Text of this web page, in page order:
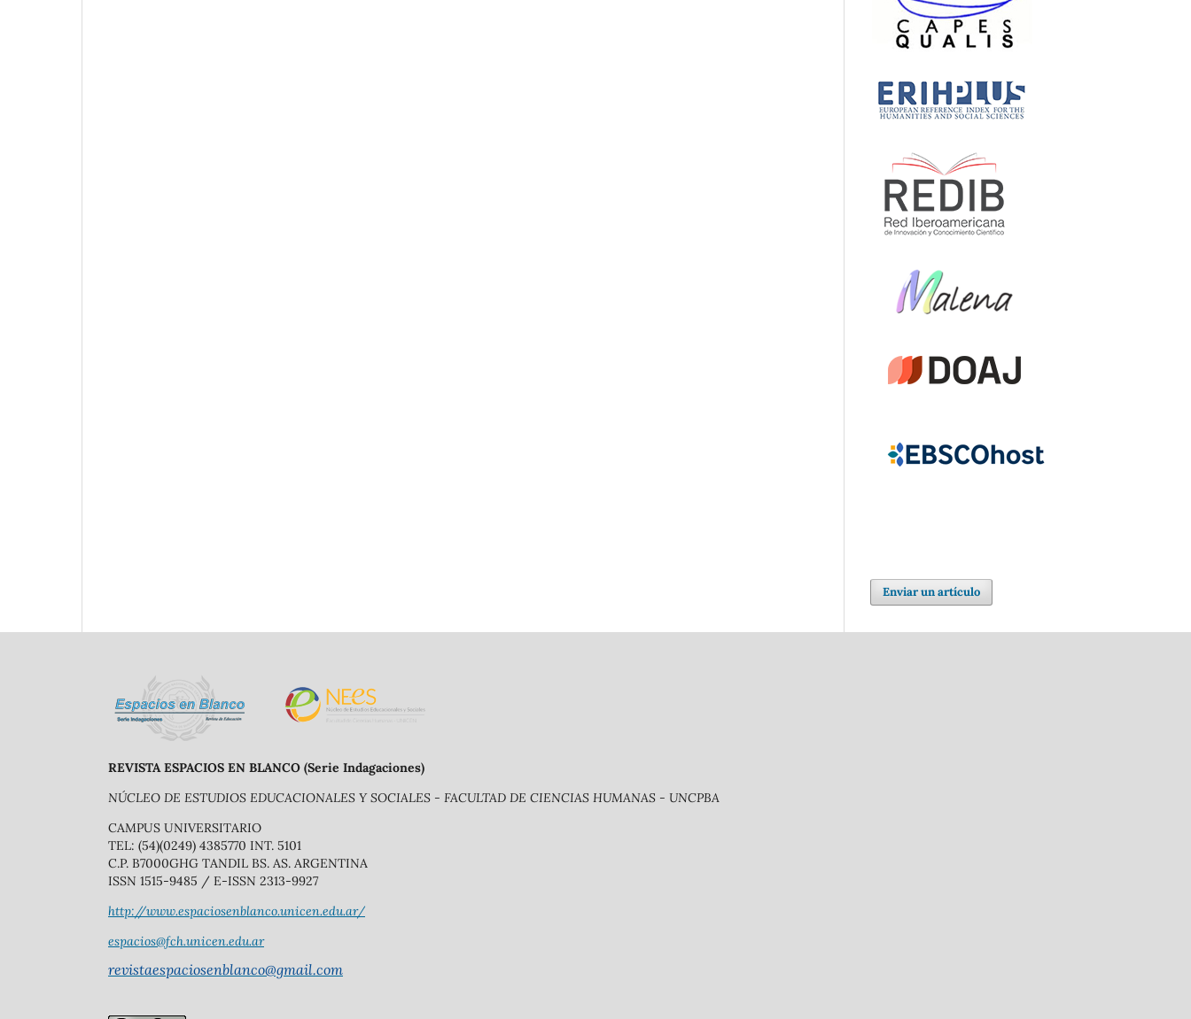
Enviar un artículo
REVISTA ESPACIOS EN BLANCO (Serie Indagaciones)
NÚCLEO DE ESTUDIOS EDUCACIONALES Y SOCIALES - FACULTAD DE CIENCIAS HUMANAS - UNCPBA
CAMPUS UNIVERSITARIO
TEL: (54)(0249) 4385770 INT. 5101
C.P. B7000GHG TANDIL BS. AS. ARGENTINA
ISSN 1515-9485 / E-ISSN 2313-9927
http://www.espaciosenblanco.unicen.edu.ar/
espacios@fch.unicen.edu.ar
revistaespaciosenblanco@gmail.com